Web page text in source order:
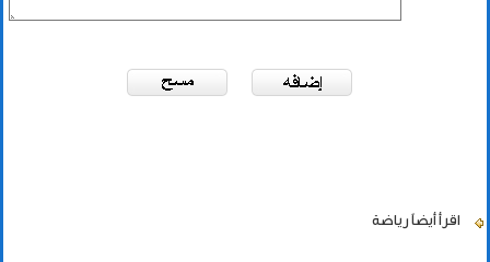
اقرأ أيضاً رياضة